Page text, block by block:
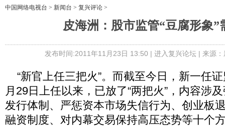
中国网络电视台 > 新闻台 > 复兴评论 >
皮海洲：股市监管“豆腐形象”
发布时间:2011年11月23日 13:50 | 进入复兴论坛| 来源
“新官上任三把火”。而截至今日，新一任
月29日上任以来，已放了“两把火”，内容涉
发行体制、严惩资本市场失信行为、创业板
融资制度、对内幕交易保持高压态势等十个